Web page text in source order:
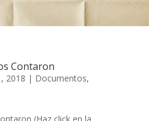
Contaron
2018 | Documentos,
(Haz click en la